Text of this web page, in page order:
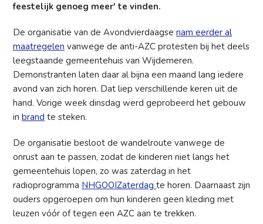
feestelijk genoeg meer' te vinden.
De organisatie van de Avondvierdaagse nam eerder al
maatregelen vanwege de anti-AZC protesten bij het deels
leegstaande gemeentehuis van Wijdemeren.
Demonstranten laten daar al bijna een maand lang iedere
avond van zich horen. Dat liep verschillende keren uit de
hand. Vorige week dinsdag werd geprobeerd het gebouw
in brand te steken.
De organisatie besloot de wandelroute vanwege de
onrust aan te passen, zodat de kinderen niet langs het
gemeentehuis lopen, zo was zaterdag in het
radioprogramma NHGOOIZaterdag te horen. Daarnaast zijn
ouders opgeroepen om hun kinderen geen kleding met
leuzen vóór of tegen een AZC aan te trekken.